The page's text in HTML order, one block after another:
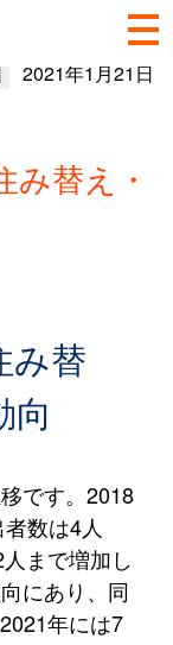
2021年1月21日
替え・
み替
向
です。2018
数は4人
まで増加し
にあり、同
年には7